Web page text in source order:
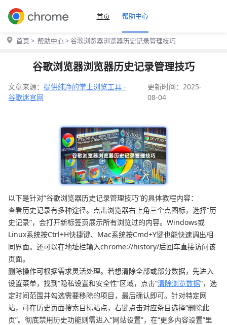
首页 帮助中心
首页 > 帮助中心> 谷歌浏览器浏览器历史记录管理技巧
谷歌浏览器浏览器历史记录管理技巧
文章来源： 提供纯净的掌上浏览工具 -
谷歌迷官网
更新时间：2025-
08-04
以下是针对“谷歌浏览器历史记录管理技巧”的具体教程内容：
查看历史记录有多种途径。点击浏览器右上角三个点图标，选择“历
史记录”，会打开新标签页展示所有浏览过的内容。Windows或
Linux系统按Ctrl+H快捷键、Mac系统按Cmd+Y键也能快速调出相
同界面。还可以在地址栏输入chrome://history/后回车直接访问该
页面。
删除操作可根据需求灵活处理。若想清除全部或部分数据，先进入
设置菜单，找到“隐私设置和安全性”区域，点击“清除浏览数据”，选
定时间范围并勾选需要移除的项目，最后确认即可。针对特定网
站，可在历史页面搜索目标站点，右键点击对应条目选择“删除此
页”。彻底禁用历史功能则需进入“网站设置”，在“更多内容设置”里